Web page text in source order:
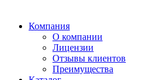
Компания
О компании
Лицензии
Отзывы клиентов
Преимущества